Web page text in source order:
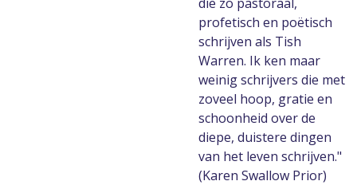
profetisch en poëtisch
schrijven als Tish
Warren. Ik ken maar
weinig schrijvers die met
zoveel hoop, gratie en
schoonheid over de
diepe, duistere dingen
van het leven schrijven."
(Karen Swallow Prior)